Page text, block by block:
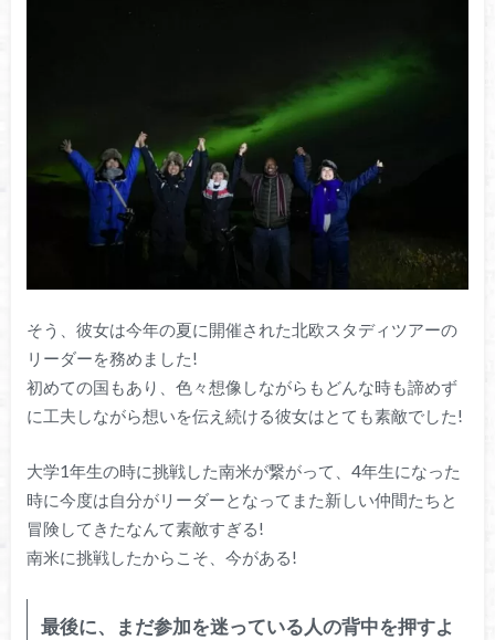
そう、彼女は今年の夏に開催された北欧スタディツアーの
リーダーを務めました!
初めての国もあり、色々想像しながらもどんな時も諦めず
に工夫しながら想いを伝え続ける彼女はとても素敵でした!
大学1年生の時に挑戦した南米が繋がって、4年生になった
時に今度は自分がリーダーとなってまた新しい仲間たちと
冒険してきたなんて素敵すぎる!
南米に挑戦したからこそ、今がある!
最後に、まだ参加を迷っている人の背中を押すよ